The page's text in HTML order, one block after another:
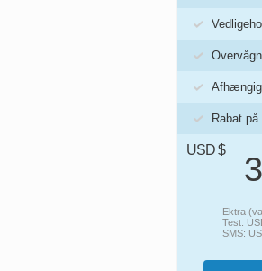
Afhængig
Rabat på
USD $
Ektra
Test:
SMS: